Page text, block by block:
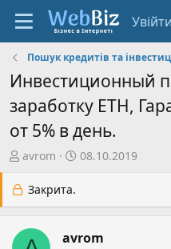
Увійти
Пошук кредитів та
Инвестиционный
заработку ETH,
от 5% в день.
А
т
о
avrom
Д
а
т
08.10.2019
Закрита.
avrom